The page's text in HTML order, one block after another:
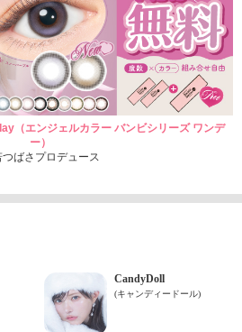
（エンジェルカラー バンビシリーズ ワンデ
ー）
つばさプロデュース